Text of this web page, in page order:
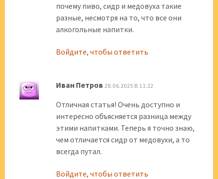
почему пиво, сидр и медовуха такие
разные, несмотря на то, что все они
алкогольные напитки.
Войдите, чтобы ответить
Иван Петров 28.06.2025 В 11:22
Отличная статья! Очень доступно и
интересно объясняется разница между
этими напитками. Теперь я точно знаю,
чем отличается сидр от медовухи, а то
всегда путал.
Войдите, чтобы ответить